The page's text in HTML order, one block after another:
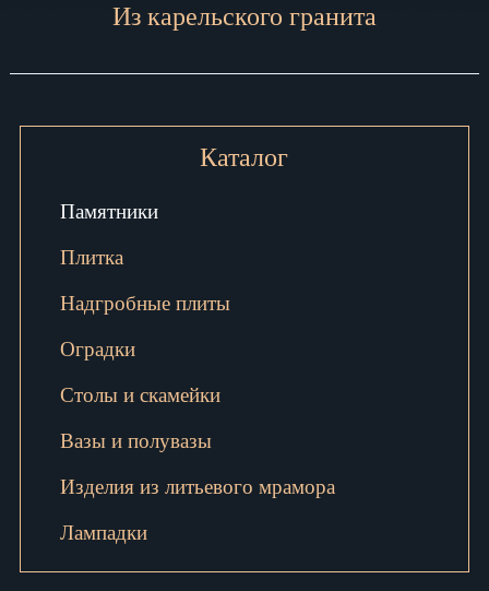
Из карельского гранита
Каталог
Памятники
Плитка
Надгробные плиты
Оградки
Столы и скамейки
Вазы и полувазы
Изделия из литьевого мрамора
Лампадки